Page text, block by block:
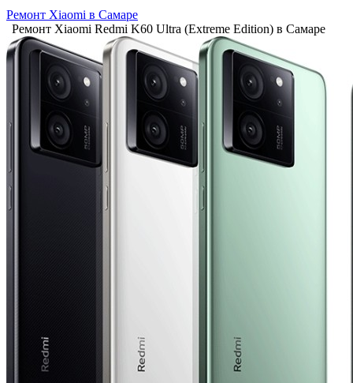
Ремонт Xiaomi в Самаре
Ремонт Xiaomi Redmi K60 Ultra (Extreme Edition) в Самаре